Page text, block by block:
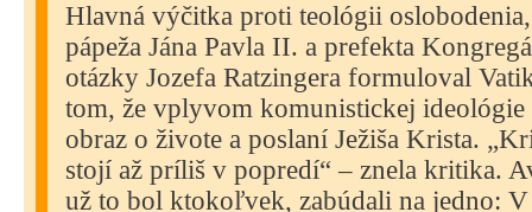
Hlavná výčitka proti teológii
pápeža Jána Pavla II. a prefekta
otázky Jozefa Ratzingera formuloval
tom, že vplyvom komunistickej ideológie
obraz o živote a poslaní Ježiša Krista.
stojí až príliš v popredí“ – znela kritika.
už to bol ktokoľvek, zabúdali na jedno: